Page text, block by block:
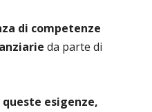
di competenze
da parte di
esigenze,